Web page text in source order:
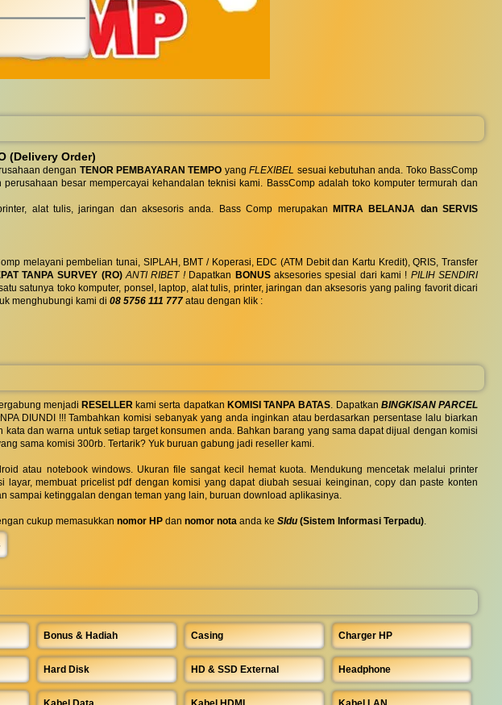
(Delivery Order)
dengan TENOR PEMBAYARAN TEMPO yangFLEXIBEL sesuai kebutuhan anda. Toko BassComp
besar mempercayai kehandalan teknisi kami. BassComp adalah toko komputer termurah dan
alat tulis, jaringan dan aksesoris anda. Bass Comp merupakan
MITRA BELANJA dan SERVIS
melayani pembelian tunai, SIPLAH, BMT / Koperasi, EDC (ATM Debit dan Kartu Kredit), QRIS, Transfer
TANPA SURVEY (RO) ANTI RIBET !Dapatkan BONUSaksesories spesial dari kami ! PILIH SENDIRI
satunya toko komputer, ponsel, laptop, alat tulis, printer, jaringan dan aksesoris yang paling favorit dicari
menghubungi kami di 08 5756 111 777 atau dengan klik :
menjadi RESELLER kami serta dapatkan KOMISI TANPA BATAS. Dapatkan BINGKISAN PARCEL
DIUNDI !!! Tambahkan komisi sebanyak yang anda inginkan atau berdasarkan persentase lalu biarkan
kata dan warna untuk setiap target konsumen anda. Bahkan barang yang sama dapat dijual dengan komisi
sama komisi 300rb. Tertarik? Yuk buruan gabung jadi reseller kami.
atau notebook windows. Ukuran file sangat kecil hemat kuota. Mendukung mencetak melalui printer
membuat pricelist pdf dengan komisi yang dapat diubah sesuai keinginan, copy dan paste konten
sampai ketinggalan dengan teman yang lain, buruan download aplikasinya.
cukup memasukkan nomor HP dan nomor nota anda ke SIdu (Sistem Informasi Terpadu).
Bonus & Hadiah Casing Charger HP
Hard Disk HD & SSD External Headphone